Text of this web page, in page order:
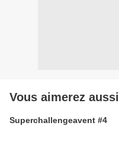
Vous aimerez aussi
Superchallengeavent #4